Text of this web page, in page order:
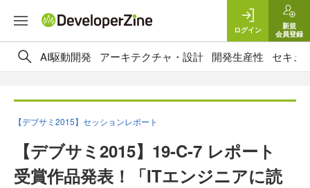
ログイン
新規
会員登録
AI駆動開発 アーキテクチャ・設計 開発生産性 セキュ
【デブサミ2015】セッションレポート
【デブサミ2015】19-C-7 レポート
受賞作品発表！「ITエンジニアに読